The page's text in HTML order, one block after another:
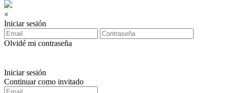
×
Iniciar sesión
Olvidé mi contraseña
Iniciar sesión
Continuar como invitado